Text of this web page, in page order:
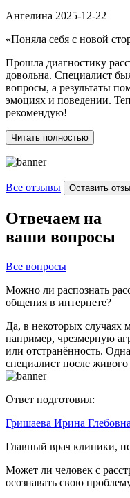
Ангелина 2025-12-22
«Поняла себя с новой
Прошла диагностику
довольна. Специалист
вопросы, а результаты
эмоциях и поведении.
рекомендую!
Читать полностью
Все отзывы Оставить
Отвечаем на
ваши вопросы
Все вопросы
Можно ли распознать
общения в интернете?
Да, в некоторых случаях
например, чрезмерную
или отстранённость.
специалист после
Ответ подготовил:
Гришаева Ирина Глебовна
Главный врач клиники,
Может ли человек с
осознавать свою